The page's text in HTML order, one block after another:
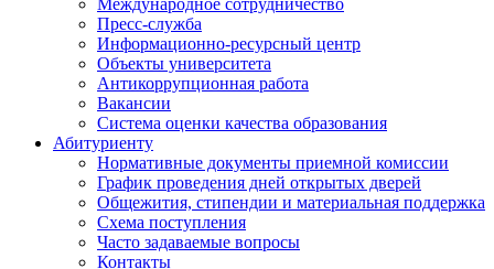
Международное сотрудничество
Пресс-служба
Информационно-ресурсный центр
Объекты университета
Антикоррупционная работа
Вакансии
Система оценки качества образования
Абитуриенту
Нормативные документы приемной комиссии
График проведения дней открытых дверей
Общежития, стипендии и материальная поддержка
Схема поступления
Часто задаваемые вопросы
Контакты